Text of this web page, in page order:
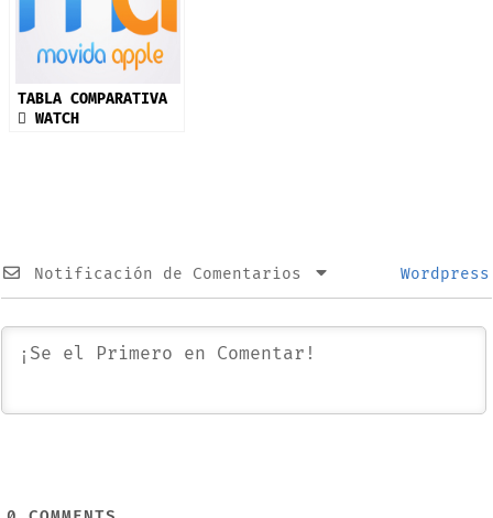
TABLA COMPARATIVA
 WATCH
Notificación de Comentarios Wordpress